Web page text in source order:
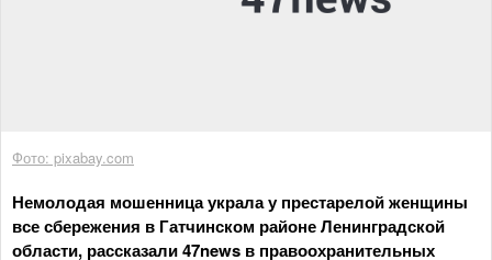
Фото: pixabay.com
Немолодая мошенница украла у престарелой женщины
все сбережения в Гатчинском районе Ленинградской
области, рассказали 47news в правоохранительных